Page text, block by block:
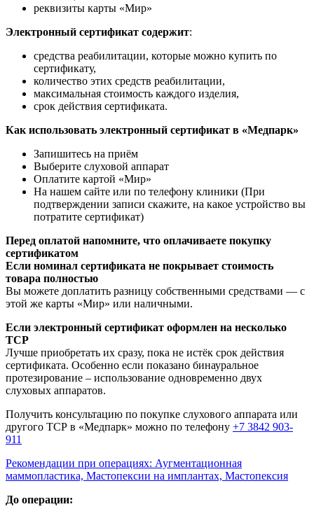
реквизиты карты «Мир»
Электронный сертификат содержит:
средства реабилитации, которые можно купить по
сертификату,
количество этих средств реабилитации,
максимальная стоимость каждого изделия,
срок действия сертификата.
Как использовать электронный сертификат в «Медпарк»
Запишитесь на приём
Выберите слуховой аппарат
Оплатите картой «Мир»
На нашем сайте или по телефону клиники (При
подтверждении записи скажите, на какое устройство вы
потратите сертификат)
Перед оплатой напомните, что оплачиваете покупку
сертификатом
Если номинал сертификата не покрывает стоимость
товара полностью
Вы можете доплатить разницу собственными средствами — с
этой же карты «Мир» или наличными.
Если электронный сертификат оформлен на несколько
ТСР
Лучше приобретать их сразу, пока не истёк срок действия
сертификата. Особенно если показано бинауральное
протезирование – использование одновременно двух
слуховых аппаратов.
Получить консультацию по покупке слухового аппарата или
другого ТСР в «Медпарк» можно по телефону +7 3842 903-
911
Рекомендации при операциях: Аугментационная
маммопластика, Мастопексии на имплантах, Мастопексия
До операции: